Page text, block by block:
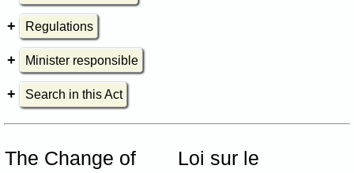
Regulations
Minister responsible
Search in this Act
The Change of
Loi sur le